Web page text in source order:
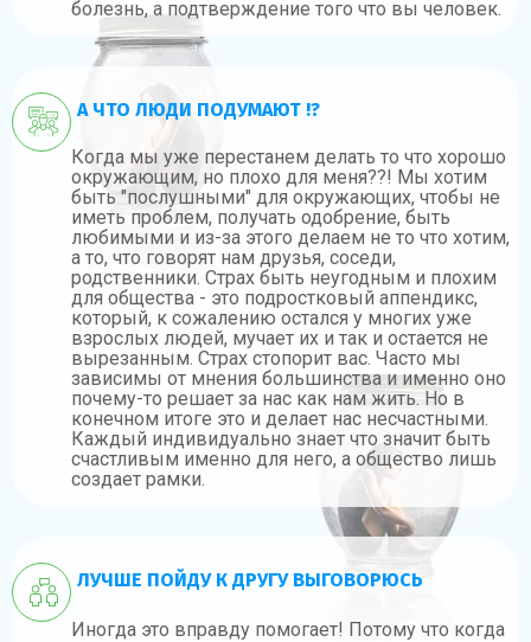
болезнь, а подтверждение того что вы человек.
А ЧТО ЛЮДИ ПОДУМАЮТ !?
Когда мы уже перестанем делать то что хорошо
окружающим, но плохо для меня??! Мы хотим
быть "послушными" для окружающих, чтобы не
иметь проблем, получать одобрение, быть
любимыми и из-за этого делаем не то что хотим,
а то, что говорят нам друзья, соседи,
родственники. Страх быть неугодным и плохим
для общества - это подростковый аппендикс,
который, к сожалению остался у многих уже
взрослых людей, мучает их и так и остается не
вырезанным. Страх стопорит вас. Часто мы
зависимы от мнения большинства и именно оно
почему-то решает за нас как нам жить. Но в
конечном итоге это и делает нас несчастными.
Каждый индивидуально знает что значит быть
счастливым именно для него, а общество лишь
создает рамки.
ЛУЧШЕ ПОЙДУ К ДРУГУ ВЫГОВОРЮСЬ
Иногда это вправду помогает! Потому что когда